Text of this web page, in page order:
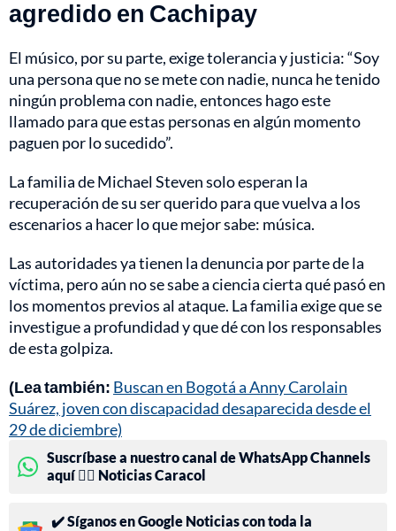
agredido en Cachipay
El músico, por su parte, exige tolerancia y justicia: “Soy
una persona que no se mete con nadie, nunca he tenido
ningún problema con nadie, entonces hago este
llamado para que estas personas en algún momento
paguen por lo sucedido”.
La familia de Michael Steven solo esperan la
recuperación de su ser querido para que vuelva a los
escenarios a hacer lo que mejor sabe: música.
Las autoridades ya tienen la denuncia por parte de la
víctima, pero aún no se sabe a ciencia cierta qué pasó en
los momentos previos al ataque. La familia exige que se
investigue a profundidad y que dé con los responsables
de esta golpiza.
(Lea también: Buscan en Bogotá a Anny Carolain
Suárez, joven con discapacidad desaparecida desde el
29 de diciembre)
Suscríbase a nuestro canal de WhatsApp Channels
aquí 👉🏻 Noticias Caracol
✔️ Síganos en Google Noticias con toda la